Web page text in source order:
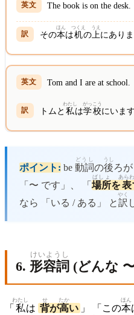
The book is on the desk.
その本
ほん
は机
つくえ
の上
うえ
にありま
Tom and I are at school.
トムと 私
わたし
は学校
がっこう
にいます
ポイント: be 動詞
どうし
の後
うし
ろが
「〜 です」、 「 場所
ばしょ
を表
あらわ
なら 「いる / ある」 と訳
やく
6. 形容詞
けいようし
(どんな
「 私
わたし
は 背
せ
が高
たか
い 」 「この本
ほん